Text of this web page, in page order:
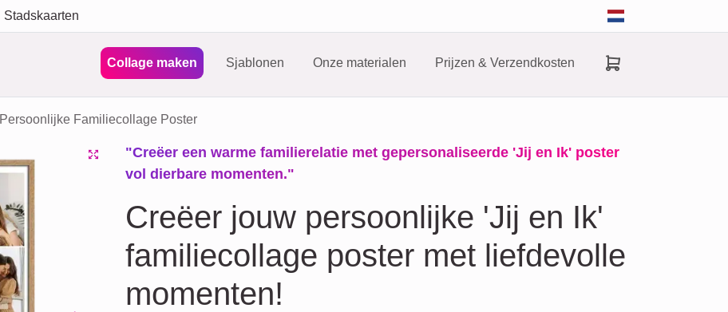
Stadskaarten
Collage maken Sjablonen Onze materialen Prijzen & Verzendkosten
Persoonlijke Familiecollage Poster
"Creëer een warme familierelatie met gepersonaliseerde 'Jij en Ik' poster
vol dierbare momenten."
Creëer jouw persoonlijke 'Jij en Ik'
familiecollage poster met liefdevolle
momenten!